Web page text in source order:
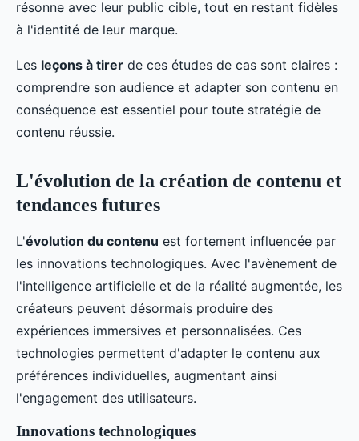
résonne avec leur public cible, tout en restant fidèles
à l'identité de leur marque.
Les leçons à tirer de ces études de cas sont claires :
comprendre son audience et adapter son contenu en
conséquence est essentiel pour toute stratégie de
contenu réussie.
L'évolution de la création de contenu et
tendances futures
L'évolution du contenu est fortement influencée par
les innovations technologiques. Avec l'avènement de
l'intelligence artificielle et de la réalité augmentée, les
créateurs peuvent désormais produire des
expériences immersives et personnalisées. Ces
technologies permettent d'adapter le contenu aux
préférences individuelles, augmentant ainsi
l'engagement des utilisateurs.
Innovations technologiques